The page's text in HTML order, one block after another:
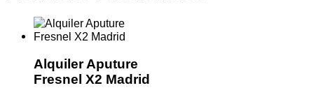
Alquiler Aputure
Fresnel X2 Madrid